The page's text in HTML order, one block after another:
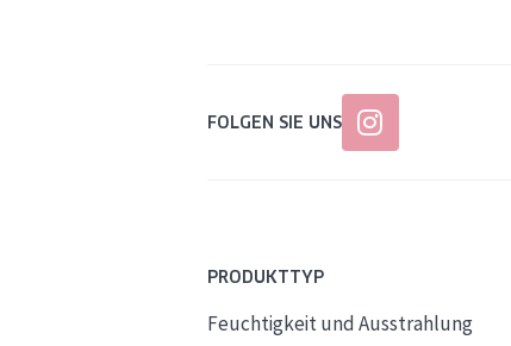
FOLGEN SIE UNS
PRODUKTTYP
Feuchtigkeit und Ausstrahlung